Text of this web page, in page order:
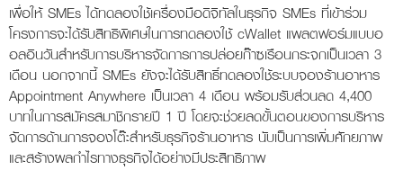
เพื่อให้ SMEs ได้ทดลองใช้เครื่องมือดิจิทัลในธุรกิจ SMEs ที่เข้าร่วม
โครงการจะได้รับสิทธิพิเศษในการทดลองใช้ cWallet แพลตฟอร์มแบบอ
อลอินวันสำหรับการบริหารจัดการการปล่อยก๊าซเรือนกระจกเป็นเวลา 3
เดือน นอกจากนี้ SMEs ยังจะได้รับสิทธิ์ทดลองใช้ระบบจองร้านอาหาร
Appointment Anywhere เป็นเวลา 4 เดือน พร้อมรับส่วนลด 4,400
บาทในการสมัครสมาชิกรายปี 1 ปี โดยจะช่วยลดขั้นตอนของการบริหาร
จัดการด้านการจองโต๊ะสำหรับธุรกิจร้านอาหาร นับเป็นการเพิ่มศักยภาพ
และสร้างผลกำไรทางธุรกิจได้อย่างมีประสิทธิภาพ